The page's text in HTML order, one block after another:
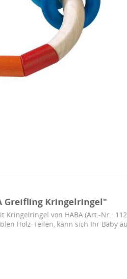
Greifling Kringelringel"
Kringelringel von HABA (Art.-Nr.:
Holz-Teilen, kann sich Ihr Baby